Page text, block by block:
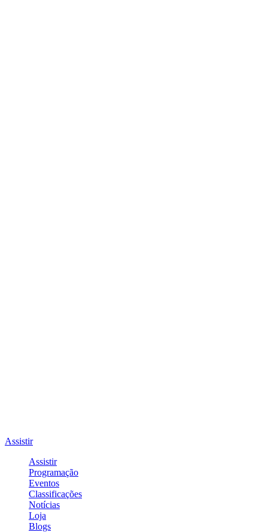
Assistir
Assistir
Programação
Eventos
Classificações
Notícias
Loja
Blogs